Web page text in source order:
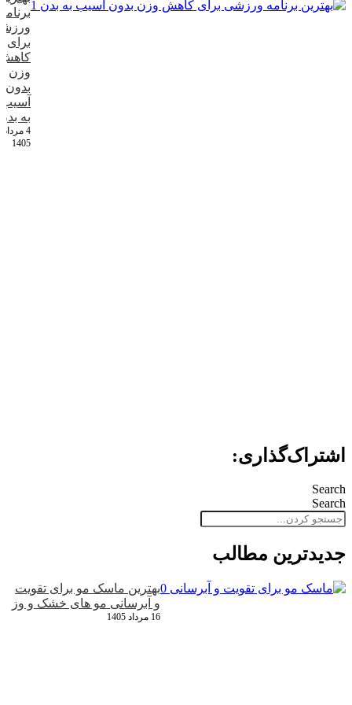
برنامه
برای
وزن
بدون
آسیب
به
4 مرداد
1405
اشتراک‌گذاری:
Search
Search
جدید‌ترین مطالب
بهترین ماسک مو برای تقویت
و آبرسانی مو های خشک و وز
16 مرداد 1405